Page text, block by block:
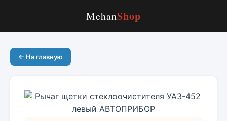
MehanShop
← На главную